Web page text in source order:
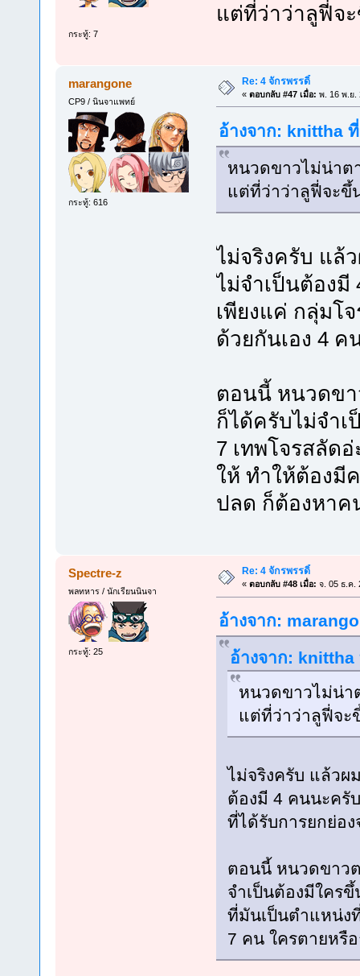
กระทู้: 7
แต่ที่ว่าว่าลูฟี่จ
marangone
CP9 / นินจาแพทย์
กระทู้: 616
Re: 4 จักรพรรดิ์
« ตอบกลับ #47 เมื่อ: พ. 16 พ.ย.
อ้างจาก: knittha
หนวดขาวไม่น่าต
แต่ที่ว่าว่าลูฟี่จะขึ้
ไม่จริงครับ แล้
ไม่จำเป็นต้อง
เพียงแค่ กลุ่มโ
ด้วยกันเอง 4 ค
ตอนนี้ หนวดขา
ก็ได้ครับไม่จำ
7 เทพโจรสลัด
ให้ ทำให้ต้องมี
ปลด ก็ต้องหา
Spectre-z
พลทหาร / นักเรียนนินจา
กระทู้: 25
Re: 4 จักรพรรดิ์
« ตอบกลับ #48 เมื่อ: จ. 05 ธ.ค.
อ้างจาก:
อ้างจาก: knittha
หนวดขาวไม่น่า
แต่ที่ว่าว่าลูฟี่จะ
ไม่จริงครับ แล้วผ
ต้องมี 4 คนนะครั
ที่ได้รับการยกย่อ
ตอนนี้ หนวดขาว
จำเป็นต้องมีใคร
ที่มันเป็นตำแหน่ง
7 คน ใครตายหรื